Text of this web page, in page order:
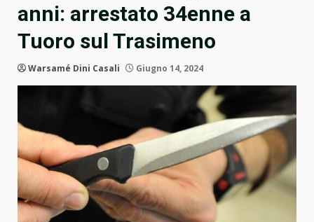
anni: arrestato 34enne a
Tuoro sul Trasimeno
Warsamé Dini Casali Giugno 14, 2024